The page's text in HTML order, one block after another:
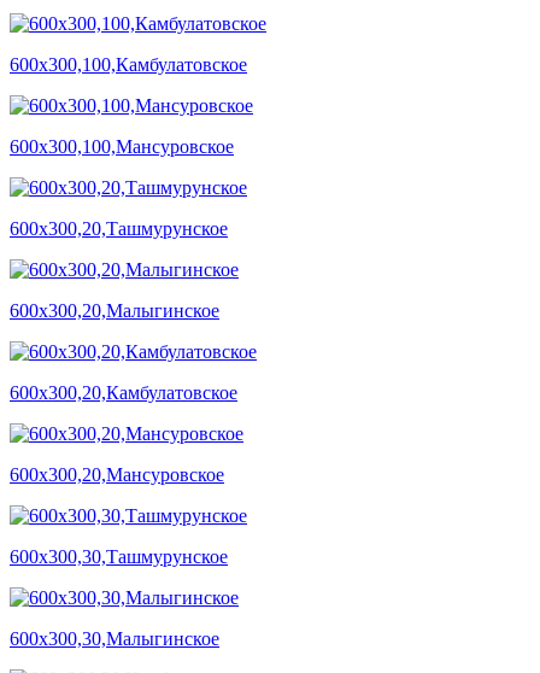
600х300,100,Камбулатовское
600х300,100,Мансуровское
600х300,20,Ташмурунское
600х300,20,Малыгинское
600х300,20,Камбулатовское
600х300,20,Мансуровское
600х300,30,Ташмурунское
600х300,30,Малыгинское